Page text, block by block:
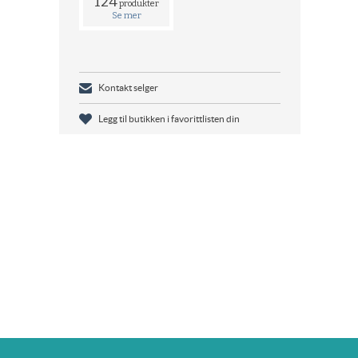
produkter
Se mer
Kontakt selger
Legg til butikken i favorittlisten din